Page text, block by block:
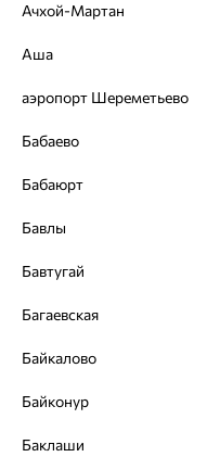
© ООО «Ювелирный дом
На информационном
ОГРН 1044800168379
Ачхой-Мартан
Аша
аэропорт Шереметьево
Бабаево
Бабаюрт
Бавлы
Бавтугай
Багаевская
Байкалово
Байконур
Баклаши